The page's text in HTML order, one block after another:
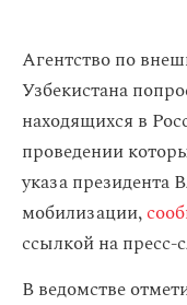
Агентство по
Узбекистана
находящихся в
проведении
указа президента
мобилизации,
ссылкой на
В ведомстве